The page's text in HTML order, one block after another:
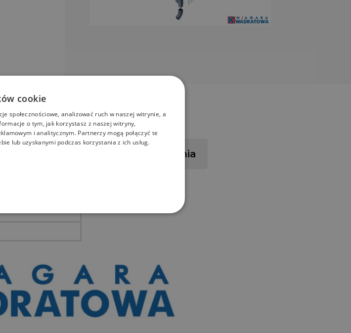
Pliki do pobrania
zamocowanie maskownicy rynny.
cookie
społecznościowe, analizować ruch w naszej witrynie, a
o tym, jak korzystasz z naszej witryny,
i analitycznym. Partnerzy mogą połączyć te
lub uzyskanymi podczas korzystania z ich usług.